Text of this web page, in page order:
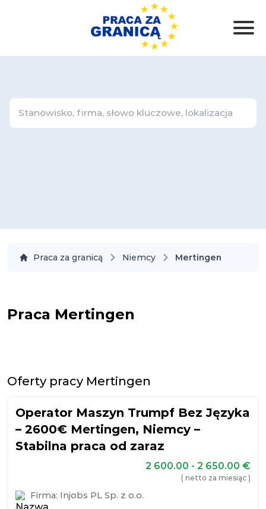
Praca za granicą Niemcy Mertingen
Praca Mertingen
Oferty pracy Mertingen
Operator Maszyn Trumpf Bez Języka
– 2600€ Mertingen, Niemcy –
Stabilna praca od zaraz
2 600.00 - 2 650.00 €
( netto za miesiąc )
Firma: Injobs PL Sp. z o.o.